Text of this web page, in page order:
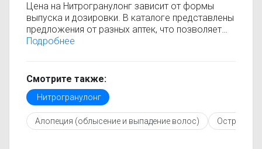
Цена на Нитрогранулонг зависит от формы
выпуска и дозировки. В каталоге представлены
предложения от разных аптек, что позволяет
быстро найти, где купить Нитрогранулонг по
только актуальные данные.
Перед покупкой рекомендуется ознакомиться с
инструкцией по применению, показаниями и
противопоказаниями. При необходимости вы
можете подобрать аналоги Нитрогранулонг с
Подробнее
Смотрите также:
Нитрогранулонг
Алопеция (облысение и выпадение волос) Острый